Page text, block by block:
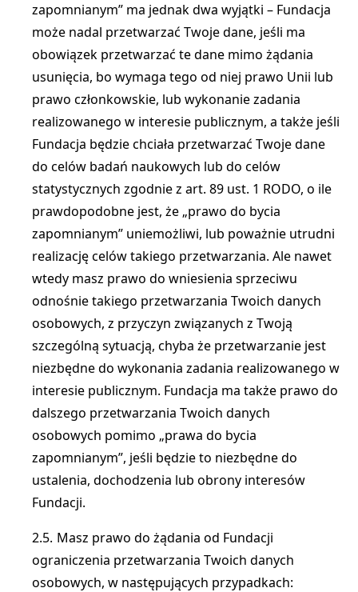
zapomnianym” ma jednak dwa wyjątki – Fundacja
może nadal przetwarzać Twoje dane, jeśli ma
obowiązek przetwarzać te dane mimo żądania
usunięcia, bo wymaga tego od niej prawo Unii lub
prawo członkowskie, lub wykonanie zadania
realizowanego w interesie publicznym, a także jeśli
Fundacja będzie chciała przetwarzać Twoje dane
do celów badań naukowych lub do celów
statystycznych zgodnie z art. 89 ust. 1 RODO, o ile
prawdopodobne jest, że „prawo do bycia
zapomnianym” uniemożliwi, lub poważnie utrudni
realizację celów takiego przetwarzania. Ale nawet
wtedy masz prawo do wniesienia sprzeciwu
odnośnie takiego przetwarzania Twoich danych
osobowych, z przyczyn związanych z Twoją
szczególną sytuacją, chyba że przetwarzanie jest
niezbędne do wykonania zadania realizowanego w
interesie publicznym. Fundacja ma także prawo do
dalszego przetwarzania Twoich danych
osobowych pomimo „prawa do bycia
zapomnianym”, jeśli będzie to niezbędne do
ustalenia, dochodzenia lub obrony interesów
Fundacji.
Masz prawo do żądania od Fundacji
ograniczenia przetwarzania Twoich danych
osobowych, w następujących przypadkach: